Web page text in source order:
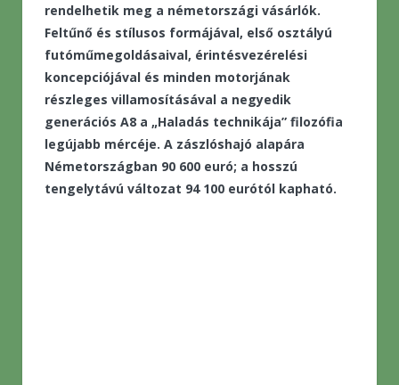
rendelhetik meg a németországi vásárlók.
Feltűnő és stílusos formájával, első osztályú
futóműmegoldásaival, érintésvezérelési
koncepciójával és minden motorjának
részleges villamosításával a negyedik
generációs A8 a „Haladás technikája” filozófia
legújabb mércéje. A zászlóshajó alapára
Németországban 90 600 euró; a hosszú
tengelytávú változat 94 100 eurótól kapható.